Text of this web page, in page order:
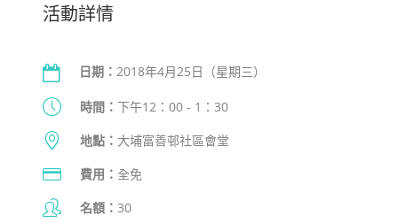
活動詳情
日期： 2018年4月25日（星期三）
時間： 下午12：00 - 1：30
地點： 大埔富善邨社區會堂
費用： 全免
名額： 30